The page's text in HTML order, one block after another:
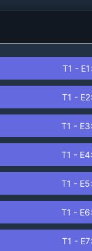
T1 -
T1 -
T1 -
T1 -
T1 -
T1 -
T1 -